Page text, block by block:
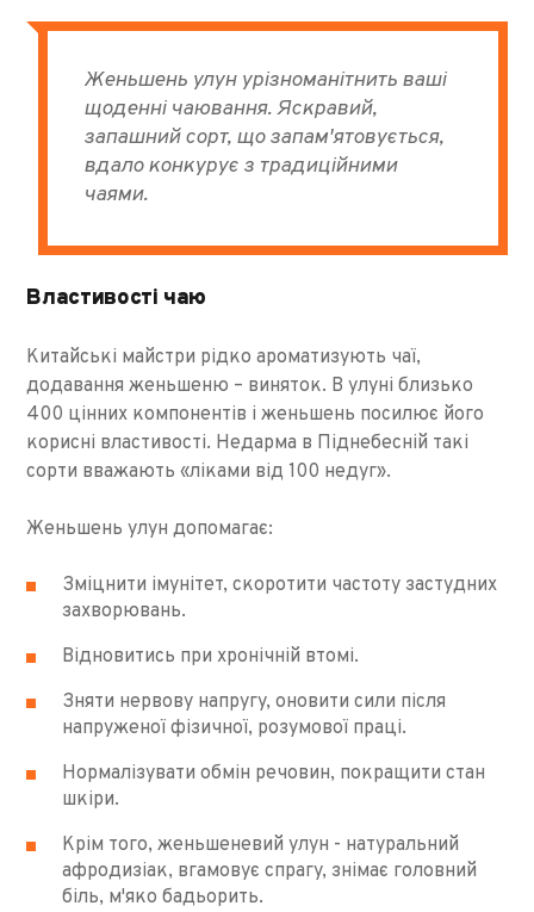
Женьшень улун урізноманітнить ваші
щоденні чаювання. Яскравий,
запашний сорт, що запам'ятовується,
вдало конкурує з традиційними
чаями.
Властивості чаю
Китайські майстри рідко ароматизують чаї,
додавання женьшеню – виняток. В улуні близько
400 цінних компонентів і женьшень посилює його
корисні властивості. Недарма в Піднебесній такі
сорти вважають «ліками від 100 недуг».
Женьшень улун допомагає:
Зміцнити імунітет, скоротити частоту застудних
захворювань.
Відновитись при хронічній втомі.
Зняти нервову напругу, оновити сили після
напруженої фізичної, розумової праці.
Нормалізувати обмін речовин, покращити стан
шкіри.
Крім того, женьшеневий улун - натуральний
афродизіак, вгамовує спрагу, знімає головний
біль, м'яко бадьорить.